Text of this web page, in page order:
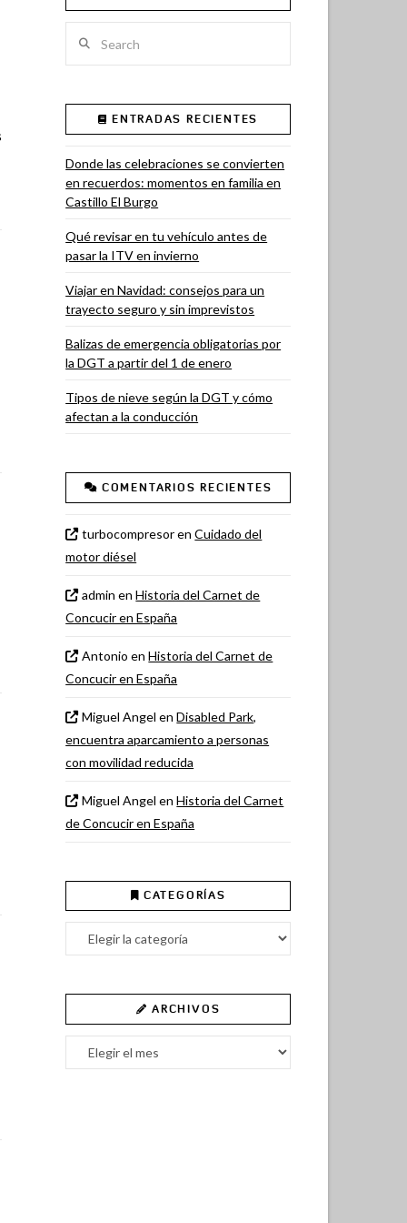
ENTRADAS RECIENTES
Donde las celebraciones se convierten
en recuerdos: momentos en familia en
Castillo El Burgo
Qué revisar en tu vehículo antes de
pasar la ITV en invierno
Viajar en Navidad: consejos para un
trayecto seguro y sin imprevistos
Balizas de emergencia obligatorias por
la DGT a partir del 1 de enero
Tipos de nieve según la DGT y cómo
afectan a la conducción
COMENTARIOS RECIENTES
turbocompresorenCuidado del
motor diésel
admin enHistoria del Carnet de
Concucir en España
Antonio enHistoria del Carnet de
Concucir en España
Miguel Angel enDisabled Park,
encuentra aparcamiento a personas
con movilidad reducida
Miguel Angel enHistoria del Carnet
de Concucir en España
CATEGORÍAS
Categorías
ARCHIVOS
Archivos